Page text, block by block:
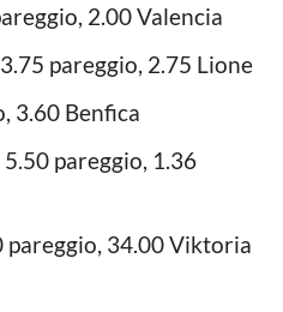
2.00 Valencia
pareggio, 2.75 Lione
3.60 Benfica
pareggio, 1.36
pareggio, 34.00 Viktoria